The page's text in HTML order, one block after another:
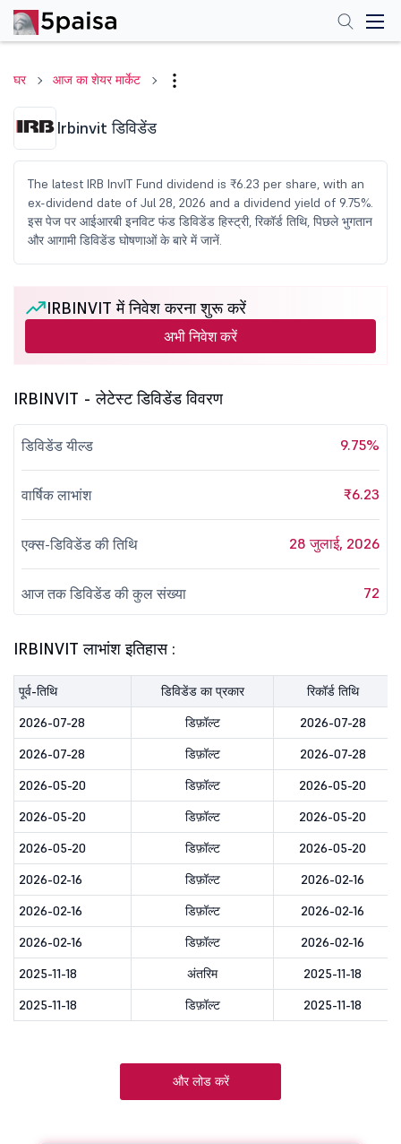
घर आज का शेयर मार्केट
Irbinvit डिविडेंड
The latest IRB InvIT Fund dividend is ₹6.23 per share, with an
ex-dividend date of Jul 28, 2026 and a dividend yield of 9.75%.
इस पेज पर आईआरबी इनविट फंड डिविडेंड हिस्ट्री, रिकॉर्ड तिथि, पिछले भुगतान
और आगामी डिविडेंड घोषणाओं के बारे में जानें.
IRBINVIT में निवेश करना शुरू करें
अभी निवेश करें
IRBINVIT - लेटेस्ट डिविडेंड विवरण
डिविडेंड यील्ड 9.75%
वार्षिक लाभांश ₹6.23
एक्स-डिविडेंड की तिथि 28 जुलाई, 2026
आज तक डिविडेंड की कुल संख्या 72
IRBINVIT लाभांश इतिहास :
पूर्व-तिथि डिविडेंड का प्रकार
रिकॉर्ड तिथि
2026-07-28
डिफ़ॉल्ट
2026-07-28
2026-07-28
डिफ़ॉल्ट
2026-07-28
2026-05-20
डिफ़ॉल्ट
2026-05-20
2026-05-20
डिफ़ॉल्ट
2026-05-20
2026-05-20
डिफ़ॉल्ट
2026-05-20
2026-02-16
डिफ़ॉल्ट
2026-02-16
2026-02-16
डिफ़ॉल्ट
2026-02-16
2026-02-16
डिफ़ॉल्ट
2026-02-16
2025-11-18
अंतरिम
2025-11-18
2025-11-18
डिफ़ॉल्ट 2025-11-18
और लोड करें